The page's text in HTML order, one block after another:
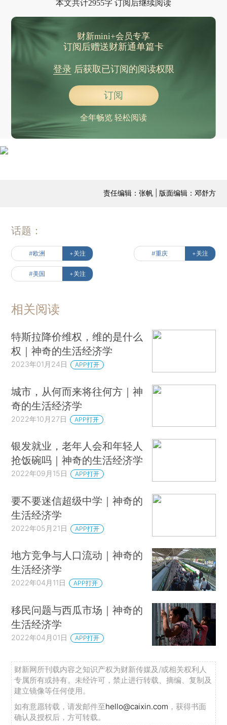
本文共计2955字 订阅后继续阅读
财新mini+会员专享
订阅后赠送财新通单篇卡
登录后获取已订阅的阅读权限
订阅
全年畅览 轻松阅读
责任编辑：张帆 | 版面编辑：邓舒方
话题：
#欧洲 +关注 #重庆 +关注
#美国 +关注
相关阅读
特斯拉降价维权，维的是什么
权｜神奇的生活经济学
2023年01月24日 APP打开
城市，从何而来将往何方｜神
奇的生活经济学
2022年10月27日 APP打开
银发就业，老年人会和年轻人
抢饭碗吗｜神奇的生活经济学
2022年09月15日 APP打开
要不要迷信超级中学｜神奇的
生活经济学
2022年05月21日 APP打开
地方竞争与人口流动｜神奇的
生活经济学
2022年04月11日 APP打开
移民问题与西瓜市场｜神奇的
生活经济学
2022年04月01日 APP打开
财新网所刊载内容之知识产权为财新传媒及/或相关权利人
专属所有或持有。未经许可，禁止进行转载、摘编、复制及
建立镜像等任何使用。
如有意愿转载，请发邮件至hello@caixin.com ，获得书面
确认及授权后，方可转载。